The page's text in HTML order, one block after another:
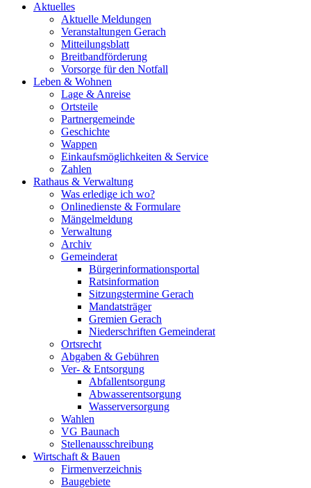
Aktuelles
Aktuelle Meldungen
Veranstaltungen Gerach
Mitteilungsblatt
Breitbandförderung
Vorsorge für den Notfall
Leben & Wohnen
Lage & Anreise
Ortsteile
Partnergemeinde
Geschichte
Wappen
Einkaufsmöglichkeiten & Service
Zahlen
Rathaus & Verwaltung
Was erledige ich wo?
Onlinedienste & Formulare
Mängelmeldung
Verwaltung
Archiv
Gemeinderat
Bürgerinformationsportal
Ratsinformation
Sitzungstermine Gerach
Mandatsträger
Gremien Gerach
Niederschriften Gemeinderat
Ortsrecht
Abgaben & Gebühren
Ver- & Entsorgung
Abfallentsorgung
Abwasserentsorgung
Wasserversorgung
Wahlen
VG Baunach
Stellenausschreibung
Wirtschaft & Bauen
Firmenverzeichnis
Baugebiete